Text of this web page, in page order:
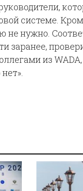
системе.
не нужно.
заранее,
из